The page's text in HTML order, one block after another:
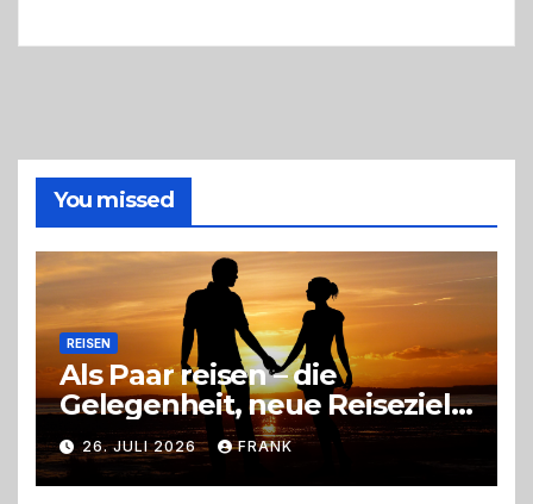
richtige
Entscheidung
You missed
REISEN
Als Paar reisen – die
Gelegenheit, neue Reiseziele
zu entdecken
26. JULI 2026 FRANK